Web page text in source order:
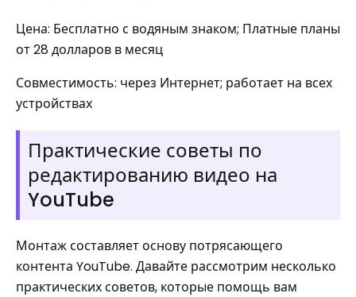
Цена: Бесплатно с водяным знаком; Платные планы
от 28 долларов в месяц
Совместимость: через Интернет; работает на всех
устройствах
Практические советы по
редактированию видео на
YouTube
Монтаж составляет основу потрясающего
контента YouTube. Давайте рассмотрим несколько
практических советов, которые помощь вам